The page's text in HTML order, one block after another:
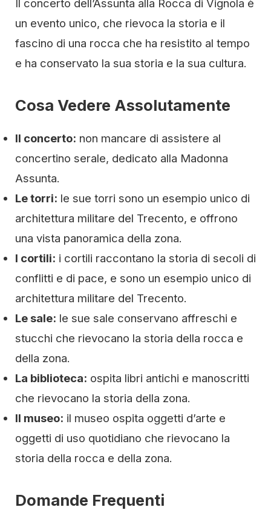
Il concerto dell’Assunta alla Rocca di Vignola è
un evento unico, che rievoca la storia e il
fascino di una rocca che ha resistito al tempo
e ha conservato la sua storia e la sua cultura.
Cosa Vedere Assolutamente
Il concerto: non mancare di assistere al
concertino serale, dedicato alla Madonna
Assunta.
Le torri: le sue torri sono un esempio unico di
architettura militare del Trecento, e offrono
una vista panoramica della zona.
I cortili: i cortili raccontano la storia di secoli di
conflitti e di pace, e sono un esempio unico di
architettura militare del Trecento.
Le sale: le sue sale conservano affreschi e
stucchi che rievocano la storia della rocca e
della zona.
La biblioteca: ospita libri antichi e manoscritti
che rievocano la storia della zona.
Il museo: il museo ospita oggetti d’arte e
oggetti di uso quotidiano che rievocano la
storia della rocca e della zona.
Domande Frequenti